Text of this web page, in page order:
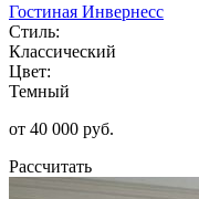
Гостиная Инвернесс
Стиль:
Классический
Цвет:
Темный
от 40 000 руб.
Рассчитать